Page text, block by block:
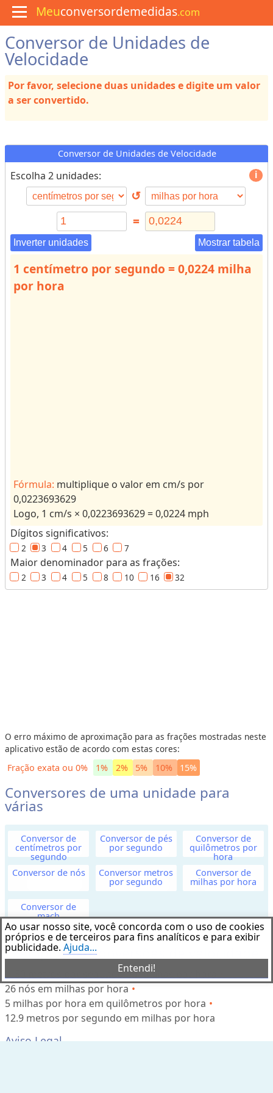
M
e
n
C
u
l
r
a
v
e
r
s
a
r
a
r
e
c
e
i
r
e
V
o
u
m
e
M
a
s
s
a
o
u
P
s
Meuconversordemedidas.com
Conversor de Unidades de
Velocidade
Por favor, selecione duas unidades e digite um valor
a ser convertido.
Conversor de Unidades de Velocidade
Escolha 2 unidades:
↺
=
Inverter unidades Mostrar tabela
1 centímetro por segundo = 0,0224 milha
por hora
Fórmula: multiplique o valor em cm/s por
0,0223693629
Logo, 1 cm/s × 0,0223693629 = 0,0224 mph
Dígitos significativos:
2 3 4 5 6 7
Maior denominador para as frações:
2 3 4 5 8 10 16 32
O erro máximo de aproximação para as frações mostradas neste
aplicativo estão de acordo com estas cores:
Fração exata ou 0%
1% 2% 5% 10% 15%
Conversores de uma unidade para
várias
Conversor de
centímetros por
segundo
Conversor de pés
por segundo
Conversor de
quilômetros por
hora
Conversor de nós
Conversor metros
por segundo
Conversor de
milhas por hora
Conversor de
mach
Exemplos de conversões de velocidade
50 metros por segundo em milhas por hora
26 nós em milhas por hora
5 milhas por hora em quilômetros por hora
12.9 metros por segundo em milhas por hora
Aviso Legal
Ao usar nosso site, você concorda com o uso de cookies
próprios e de terceiros para fins analíticos e para exibir
publicidade. Ajuda...
Entendi!